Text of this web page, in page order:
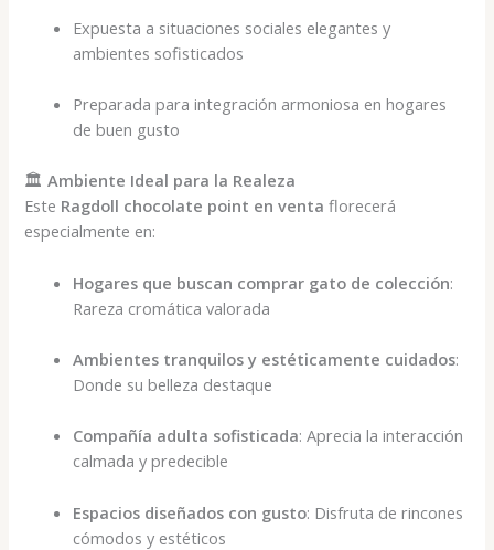
Expuesta a situaciones sociales elegantes y
ambientes sofisticados
Preparada para integración armoniosa en hogares
de buen gusto
🏛️Ambiente Ideal para la Realeza
Este Ragdoll chocolate point en venta florecerá
especialmente en:
Hogares que buscan comprar gato de colección:
Rareza cromática valorada
Ambientes tranquilos y estéticamente cuidados:
Donde su belleza destaque
Compañía adulta sofisticada: Aprecia la interacción
calmada y predecible
Espacios diseñados con gusto: Disfruta de rincones
cómodos y estéticos